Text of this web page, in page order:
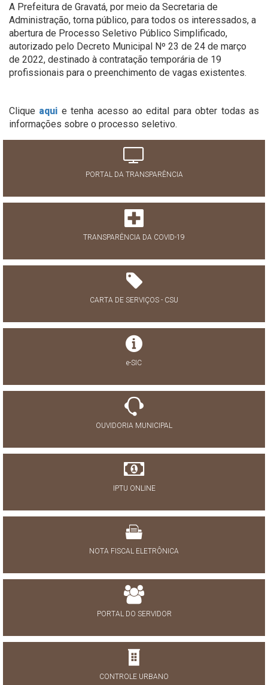
A Prefeitura de Gravatá, por meio da Secretaria de
Administração, torna público, para todos os interessados, a
abertura de Processo Seletivo Público Simplificado,
autorizado pelo Decreto Municipal Nº 23 de 24 de março
de 2022, destinado à contratação temporária de 19
profissionais para o preenchimento de vagas existentes.
Clique aqui e tenha acesso ao edital para obter todas as
informações sobre o processo seletivo.
PORTAL DA TRANSPARÊNCIA
TRANSPARÊNCIA DA COVID-19
CARTA DE SERVIÇOS - CSU
e-SIC
OUVIDORIA MUNICIPAL
IPTU ONLINE
NOTA FISCAL ELETRÔNICA
PORTAL DO SERVIDOR
CONTROLE URBANO